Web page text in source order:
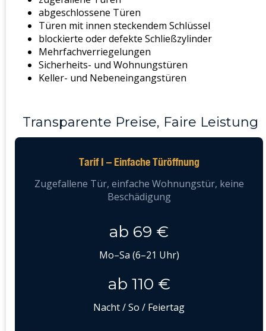
abgeschlossene Türen
Türen mit innen steckendem Schlüssel
blockierte oder defekte Schließzylinder
Mehrfachverriegelungen
Sicherheits- und Wohnungstüren
Keller- und Nebeneingangstüren
Transparente Preise, Faire Leistung
Tarif I – Einfache Türöffnung
Zugefallene Tür, einfache Wohnungstür, keine
Beschädigung
ab 69 €
Mo–Sa (6–21 Uhr)
ab 110 €
Nacht / So / Feiertag